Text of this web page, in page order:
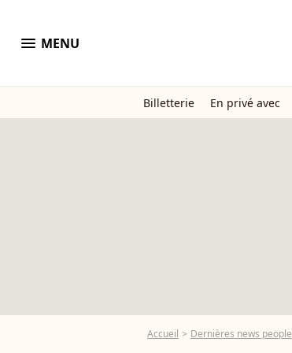
menu MENU
Billetterie En privé avec
Accueil Dernières news people